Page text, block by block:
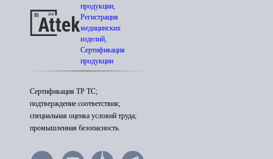
продукции,
Регистрация
медицинских
изделий,
Сертификация
продукции
Сертификация ТР ТС;
подтверждение соответствия;
специальная оценка условий труда;
промышленная безопасность.